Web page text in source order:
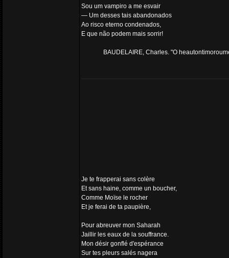
Sou um vampiro a me esvair
— Um desses tais abandonados
Ao risco eterno condenados,
E que não podem mais sorrir!
BAUDELAIRE, Charles. "O
Je te frapperai sans colère
Et sans haine, comme un boucher,
Comme Moïse le rocher
Et je ferai de ta paupière,
Pour abreuver mon Saharah
Jaillir les eaux de la souffrance.
Mon désir gonflé d'espérance
Sur tes pleurs salés nagera